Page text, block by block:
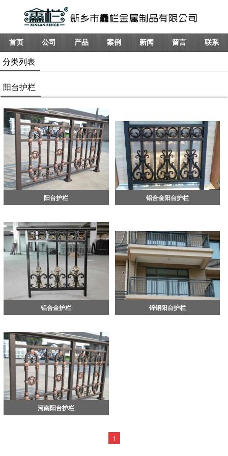
首页 公司 产品 案例 新闻 留言 联系
分类列表
阳台护栏
阳台护栏 铝合金阳台护栏
铝合金护栏 锌钢阳台护栏
河南阳台护栏
1